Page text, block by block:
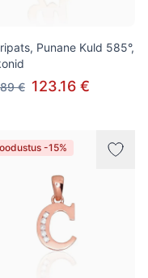
Punane Kuld 585°,
€ 123.16 €
-15%